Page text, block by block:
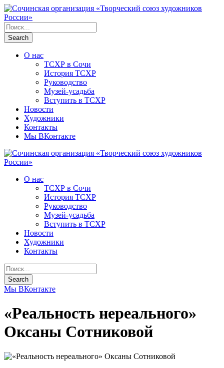
О нас
ТСХР в Сочи
История ТСХР
Руководство
Музей-усадьба
Вступить в ТСХР
Новости
Художники
Контакты
Мы ВКонтакте
О нас
ТСХР в Сочи
История ТСХР
Руководство
Музей-усадьба
Вступить в ТСХР
Новости
Художники
Контакты
Мы ВКонтакте
«Реальность нереального»
Оксаны Сотниковой